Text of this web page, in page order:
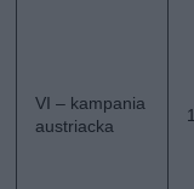
VI – kampania
austriacka